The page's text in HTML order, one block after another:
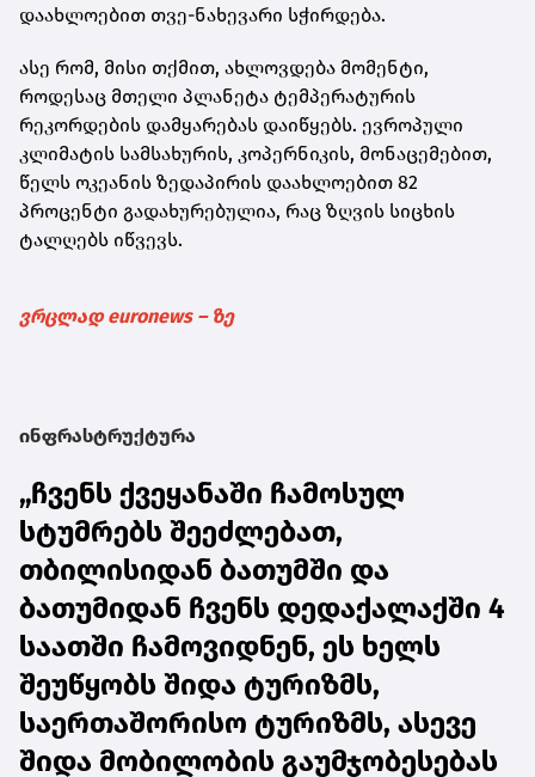
დაახლოებით თვე-ნახევარი სჭირდება.
ასე რომ, მისი თქმით, ახლოვდება მომენტი,
როდესაც მთელი პლანეტა ტემპერატურის
რეკორდების დამყარებას დაიწყებს. ევროპული
კლიმატის სამსახურის, კოპერნიკის, მონაცემებით,
წელს ოკეანის ზედაპირის დაახლოებით 82
პროცენტი გადახურებულია, რაც ზღვის სიცხის
ტალღებს იწვევს.
ვრცლად euronews – ზე
ინფრასტრუქტურა
„ჩვენს ქვეყანაში ჩამოსულ
სტუმრებს შეეძლებათ,
თბილისიდან ბათუმში და
ბათუმიდან ჩვენს დედაქალაქში 4
საათში ჩამოვიდნენ, ეს ხელს
შეუწყობს შიდა ტურიზმს,
საერთაშორისო ტურიზმს, ასევე
შიდა მობილობის გაუმჯობესებას